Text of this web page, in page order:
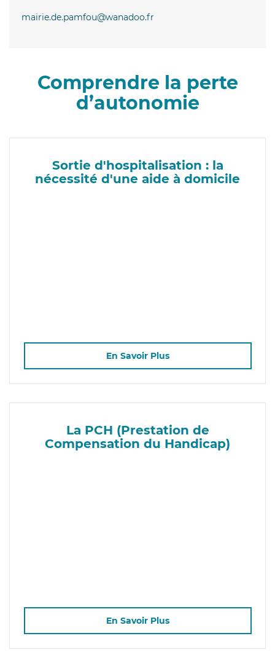
mairie.de.pamfou@wanadoo.fr
Comprendre la perte
d’autonomie
Sortie d'hospitalisation : la
nécessité d'une aide à domicile
En Savoir Plus
La PCH (Prestation de
Compensation du Handicap)
En Savoir Plus